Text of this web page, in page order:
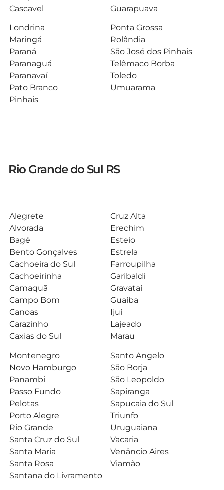
Cascavel
Guarapuava
Londrina
Maringá
Paraná
Paranaguá
Paranavaí
Pato Branco
Pinhais
Ponta Grossa
Rolândia
São José dos Pinhais
Telêmaco Borba
Toledo
Umuarama
Rio Grande do Sul RS
Alegrete
Alvorada
Bagé
Bento Gonçalves
Cachoeira do Sul
Cachoeirinha
Camaquã
Campo Bom
Canoas
Carazinho
Caxias do Sul
Cruz Alta
Erechim
Esteio
Estrela
Farroupilha
Garibaldi
Gravataí
Guaíba
Ijuí
Lajeado
Marau
Montenegro
Novo Hamburgo
Panambi
Passo Fundo
Pelotas
Porto Alegre
Rio Grande
Santa Cruz do Sul
Santa Maria
Santa Rosa
Santana do Livramento
Santo Angelo
São Borja
São Leopoldo
Sapiranga
Sapucaia do Sul
Triunfo
Uruguaiana
Vacaria
Venâncio Aires
Viamão